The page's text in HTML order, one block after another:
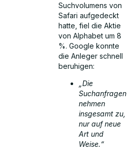
Suchvolumens von
Safari aufgedeckt
hatte, fiel die Aktie
von Alphabet um 8
%. Google konnte
die Anleger schnell
beruhigen:
„Die
Suchanfragen
nehmen
insgesamt zu,
nur auf neue
Art und
Weise.“